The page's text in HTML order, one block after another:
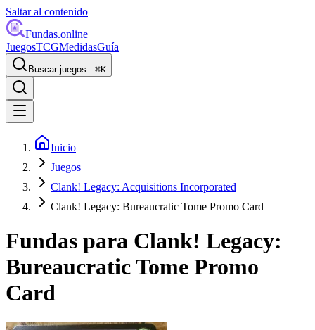
Saltar al contenido
Fundas.online
JuegosTCGMedidasGuía
Buscar juegos...⌘K
Inicio
Juegos
Clank! Legacy: Acquisitions Incorporated
Clank! Legacy: Bureaucratic Tome Promo Card
Fundas para Clank! Legacy:
Bureaucratic Tome Promo
Card